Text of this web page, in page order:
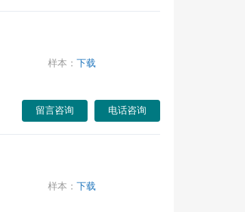
样本： 下载
留言咨询 电话咨询
样本： 下载